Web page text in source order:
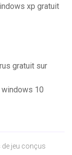
xp gratuit
gratuit sur
10
de jeu conçus